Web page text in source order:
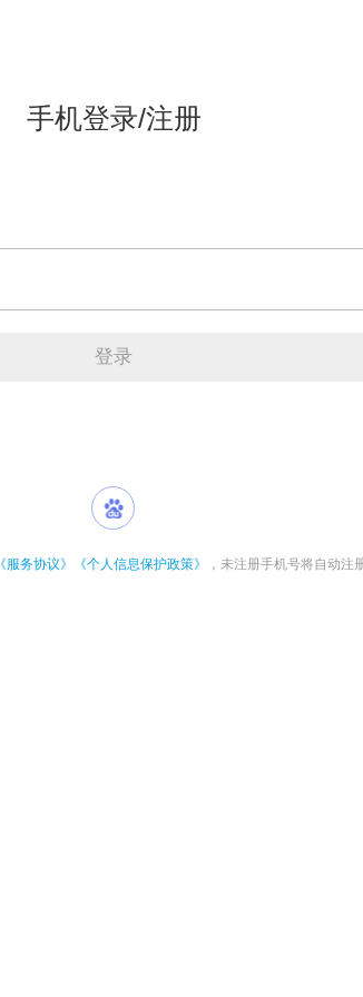
手机登录/注册
登录
《服务协议》 《个人信息保护政策》 ，未注册手机号将自动注